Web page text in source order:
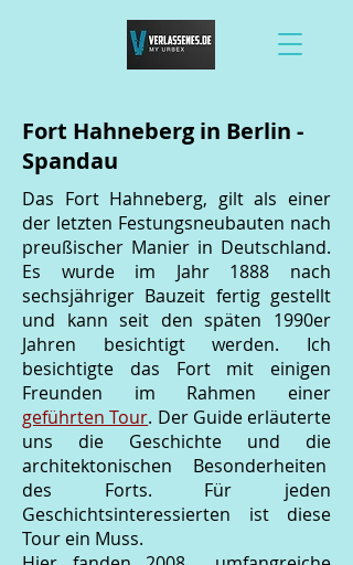
Fort Hahneberg in Berlin -
Spandau
Das Fort Hahneberg, gilt als einer
der letzten Festungsneubauten nach
preußischer Manier in Deutschland.
Es wurde im Jahr 1888 nach
sechsjähriger Bauzeit fertig gestellt
und kann seit den späten 1990er
Jahren besichtigt werden. Ich
besichtigte das Fort mit einigen
Freunden im Rahmen einer
geführten Tour. Der Guide erläuterte
uns die Geschichte und die
architektonischen Besonderheiten
des Forts. Für jeden
Geschichtsinteressierten ist diese
Tour ein Muss.